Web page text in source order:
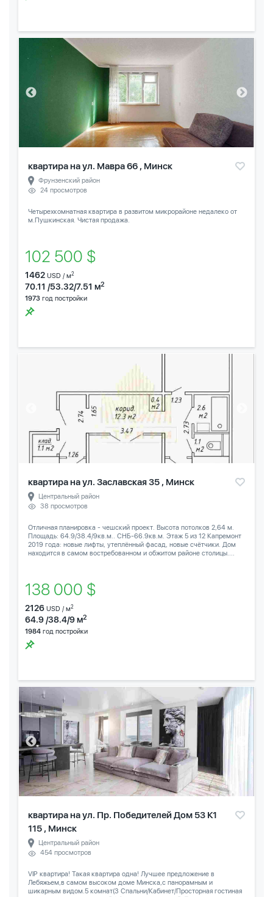
квартира на ул. Мавра 66 , Минск
Фрунзенский район
24 просмотров
Четырехкомнатная квартира в развитом микрорайоне недалеко от
м.Пушкинская. Чистая продажа.
102 500 $
1462 USD / м2
70.11 /53.32/7.51 м2
1973 год постройки
квартира на ул. Заславская 35 , Минск
Центральный район
38 просмотров
Отличная планировка - чешский проект. Высота потолков 2,64 м.
Площадь: 64.9/38.4/9кв.м.. СНБ-66.9кв.м. Этаж 5 из 12 Капремонт
2019 года: новые лифты, утеплённый фасад, новые счётчики. Дом
находится в самом востребованном и обжитом районе столицы....
138 000 $
2126 USD / м2
64.9 /38.4/9 м2
1984 год постройки
квартира на ул. Пр. Победителей Дом 53 К1
115 , Минск
Центральный район
454 просмотров
VIP квартира! Такая квартира одна! Лучшее предложение в
Лебяжьем,в самом высоком доме Минска,с панорамным и
шикарным видом.5 комнат(3 Спальни/Кабинет/Просторная гостиная